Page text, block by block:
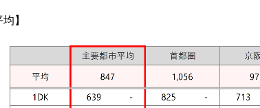
】